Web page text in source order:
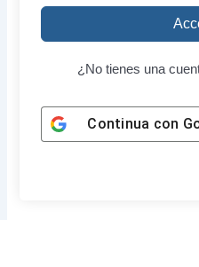
¿No tienes una
Continua con